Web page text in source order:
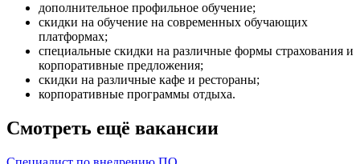
дополнительное профильное обучение;
скидки на обучение на современных обучающих
платформах;
специальные скидки на различные формы страхования и
корпоративные предложения;
скидки на различные кафе и рестораны;
корпоративные программы отдыха.
Смотреть ещё вакансии